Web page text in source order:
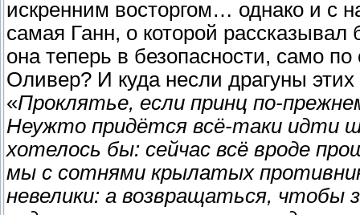
искренним восторгом… однако и с
самая Ганн, о которой
она теперь в безопасности, само
Оливер? И куда несли драгуны этих
«Проклятье, если принц по-
Неужто придётся всё-таки идти
хотелось бы: сейчас всё вроде
мы с сотнями крылатых
невелики: а возвращаться, чтобы